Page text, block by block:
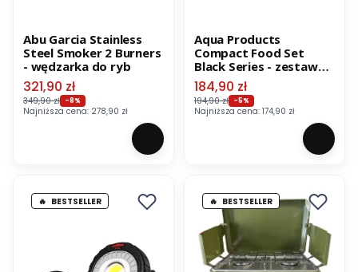
Abu Garcia Stainless
Steel Smoker 2 Burners
- wędzarka do ryb
Cena promocyjna
321,90 zł
349,90 zł -8%
Najniższa cena: 278,90 zł
Aqua Products
Compact Food Set
Black Series - zestaw
obiadowy dla jednej
osoby
Cena promocyjna
184,90 zł
194,90 zł -5%
Najniższa cena: 174,90 zł
BESTSELLER BESTSELLER